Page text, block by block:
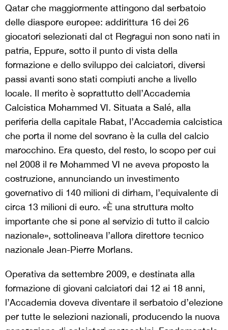
Qatar che maggiormente attingono dal serbatoio
delle diaspore europee: addirittura 16 dei 26
giocatori selezionati dal ct Regragui non sono nati in
patria, Eppure, sotto il punto di vista della
formazione e dello sviluppo dei calciatori, diversi
passi avanti sono stati compiuti anche a livello
locale. Il merito è soprattutto dell’Accademia
Calcistica Mohammed VI. Situata a Salé, alla
periferia della capitale Rabat, l’Accademia calcistica
che porta il nome del sovrano è la culla del calcio
marocchino. Era questo, del resto, lo scopo per cui
nel 2008 il re Mohammed VI ne aveva proposto la
costruzione, annunciando un investimento
governativo di 140 milioni di dirham, l’equivalente di
circa 13 milioni di euro. «È una struttura molto
importante che si pone al servizio di tutto il calcio
nazionale», sottolineava l’allora direttore tecnico
nazionale Jean-Pierre Morlans.
Operativa da settembre 2009, e destinata alla
formazione di giovani calciatori dai 12 ai 18 anni,
l’Accademia doveva diventare il serbatoio d’elezione
per tutte le selezioni nazionali, producendo la nuova